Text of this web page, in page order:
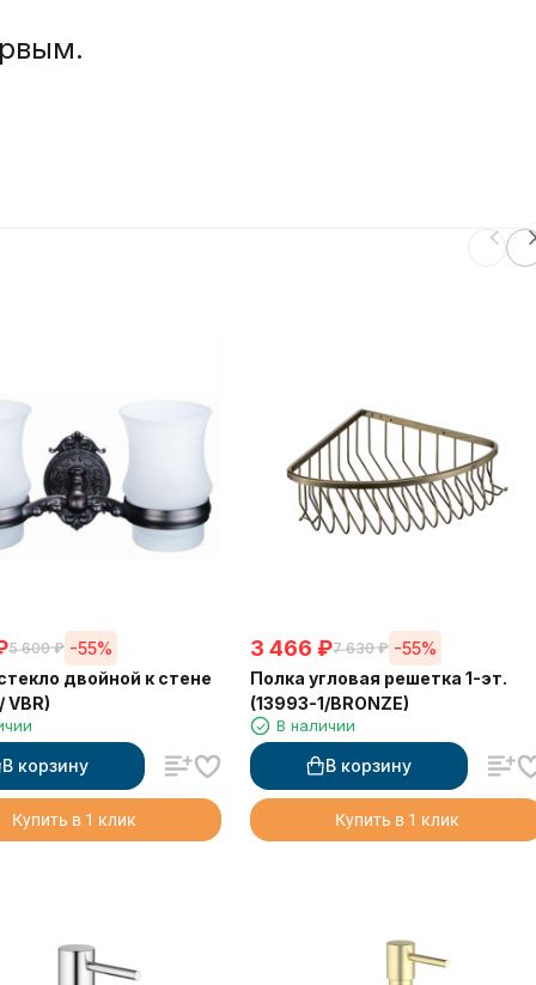
5 600 ₽ -55%
двойной к стене
VBR)
В корзину
Купить в 1 клик
3 466 ₽7 630 ₽ -55%
Полка угловая решетка 1-эт.
(13993-1/BRONZE)
В наличии
В корзину
Купить в 1 клик